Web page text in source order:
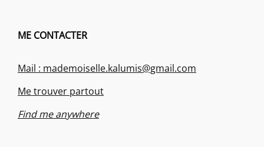
ME CONTACTER
Mail : mademoiselle.kalumis@gmail.com
Me trouver partout
Find me anywhere